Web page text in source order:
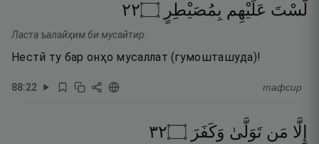
لَّسْتَ عَلَيْهِم بِمُصَيْطِرٍ ۝٢٢
Ласта ъалайҳим би мусайтир.
Нестӣ ту бар онҳо мусаллат (гумошташуда)!
88:22 тафсир
إِلَّا مَن تَوَلَّىٰ وَكَفَرَ ۝٢٣